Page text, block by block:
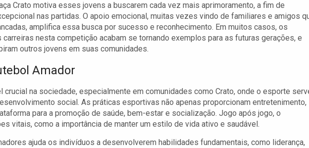
Crato motiva esses jovens a buscarem cada vez mais aprimoramento, a fim de
nas partidas. O apoio emocional, muitas vezes vindo de familiares e amigos
amplifica essa busca por sucesso e reconhecimento. Em muitos casos, os
nesta competição acabam se tornando exemplos para as futuras gerações, e
outros jovens em suas comunidades.
Amador
crucial na sociedade, especialmente em comunidades como Crato, onde o esporte
social. As práticas esportivas não apenas proporcionam entretenimento,
para a promoção de saúde, bem-estar e socialização. Jogo após jogo, o
vitais, como a importância de manter um estilo de vida ativo e saudável.
ajuda os indivíduos a desenvolverem habilidades fundamentais, como liderança,